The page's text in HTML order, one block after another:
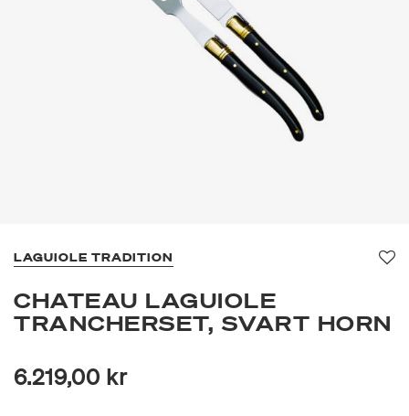
LAGUIOLE TRADITION
CHATEAU LAGUIOLE
TRANCHERSET, SVART HORN
6.219,00 kr